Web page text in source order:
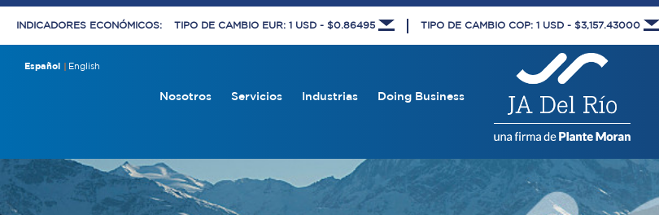
INDICADORES ECONÓMICOS: TIPO DE CAMBIO EUR: 1 USD - $0.86495 TIPO DE CAMBIO COP: 1 USD - $3,157.43000
Español English
Nosotros Servicios Industrias Doing Business